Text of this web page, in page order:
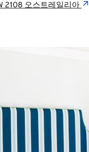
2108 오스트레일리아